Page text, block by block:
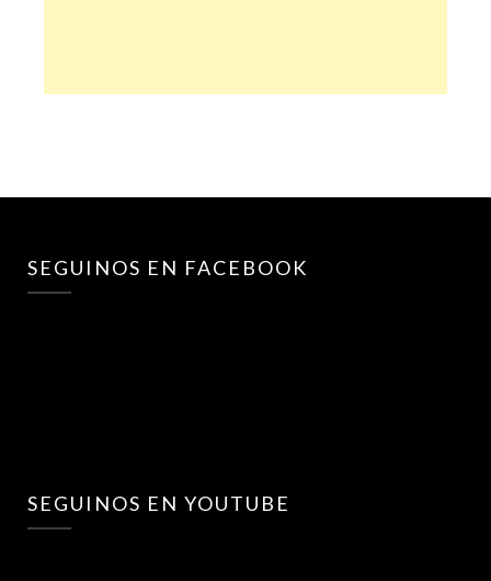
SEGUINOS EN FACEBOOK
SEGUINOS EN YOUTUBE